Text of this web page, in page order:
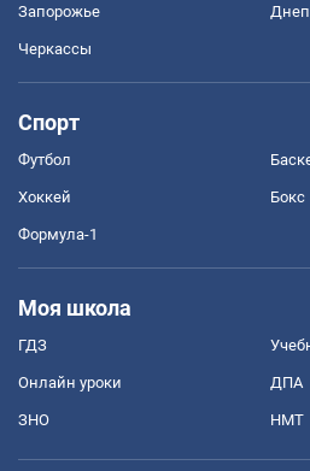
Запорожье
Черкассы
Спорт
Футбол
Хоккей Бокс
Формула-1
Моя школа
ГДЗ
Онлайн уроки ДПА
ЗНО НМТ